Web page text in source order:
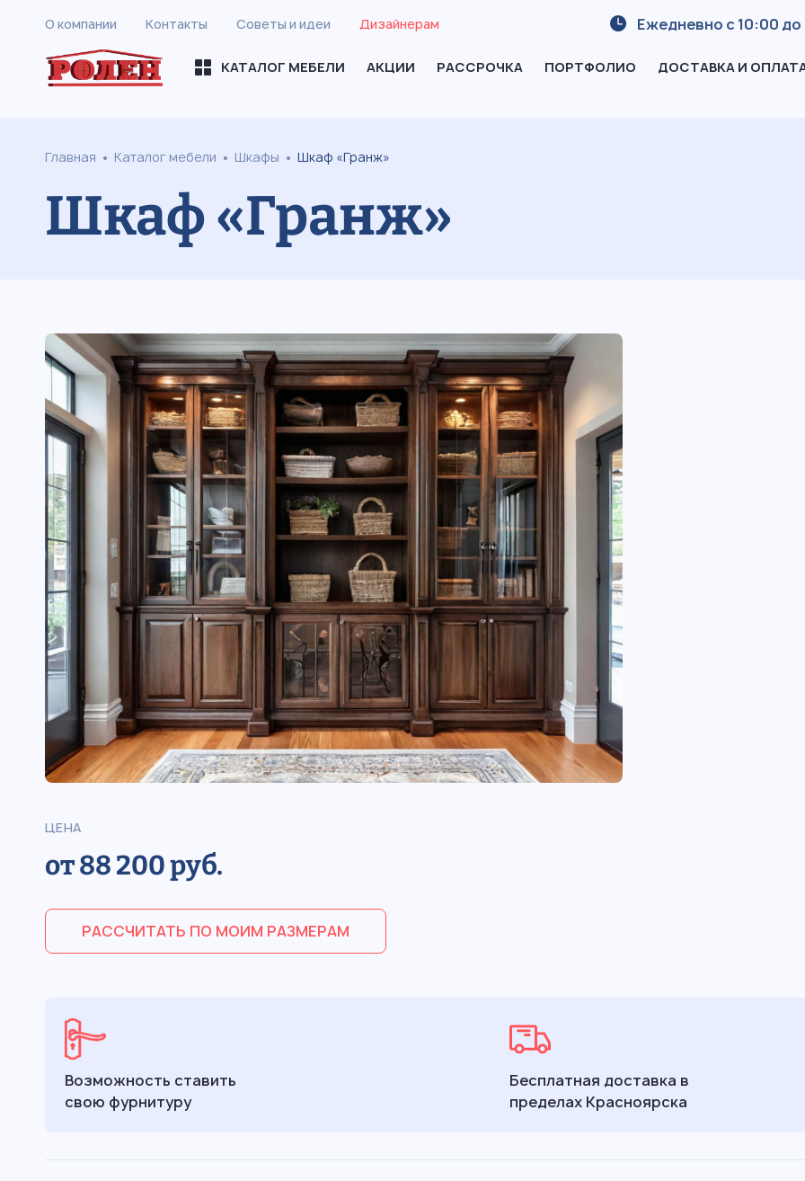
О компании Контакты Советы и идеи Дизайнерам Ежедневно с 10:00 до
КАТАЛОГ МЕБЕЛИ АКЦИИ РАССРОЧКА ПОРТФОЛИО ДОСТАВКА И
Главная Каталог мебели Шкафы Шкаф «Гранж»
Шкаф «Гранж»
ЦЕНА
от 88 200 руб.
РАССЧИТАТЬ ПО МОИМ РАЗМЕРАМ
Возможность ставить
свою фурнитуру
Бесплатная доставка в
пределах Красноярска